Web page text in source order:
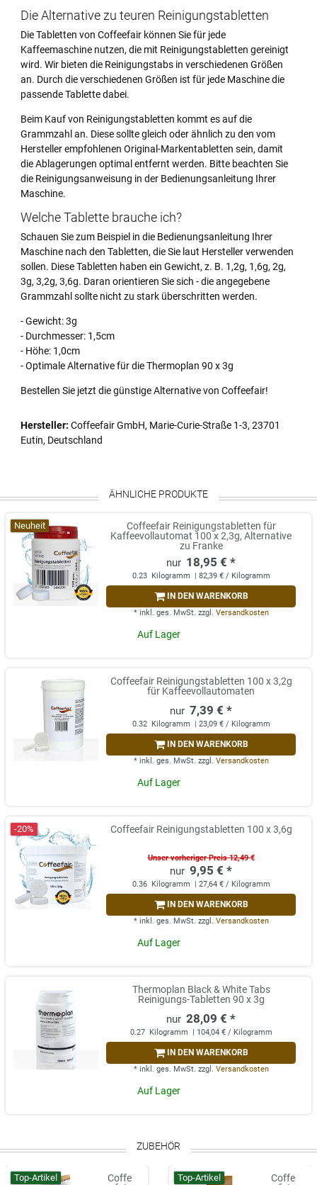
Die Alternative zu teuren Reinigungstabletten
Die Tabletten von Coffeefair können Sie für jede
Kaffeemaschine nutzen, die mit Reinigungstabletten gereinigt
wird. Wir bieten die Reinigungstabs in verschiedenen Größen
an. Durch die verschiedenen Größen ist für jede Maschine die
passende Tablette dabei.
Beim Kauf von Reinigungstabletten kommt es auf die
Grammzahl an. Diese sollte gleich oder ähnlich zu den vom
Hersteller empfohlenen Original-Markentabletten sein, damit
die Ablagerungen optimal entfernt werden. Bitte beachten Sie
die Reinigungsanweisung in der Bedienungsanleitung Ihrer
Maschine.
Welche Tablette brauche ich?
Schauen Sie zum Beispiel in die Bedienungsanleitung Ihrer
Maschine nach den Tabletten, die Sie laut Hersteller verwenden
sollen. Diese Tabletten haben ein Gewicht, z. B. 1,2g, 1,6g, 2g,
3g, 3,2g, 3,6g. Daran orientieren Sie sich - die angegebene
Grammzahl sollte nicht zu stark überschritten werden.
- Gewicht: 3g
- Durchmesser: 1,5cm
- Höhe: 1,0cm
- Optimale Alternative für die Thermoplan 90 x 3g
Bestellen Sie jetzt die günstige Alternative von Coffeefair!
Hersteller: Coffeefair GmbH, Marie-Curie-Straße 1-3, 23701
Eutin, Deutschland
ÄHNLICHE PRODUKTE
Neuheit
Coffeefair Reinigungstabletten für
Kaffeevollautomat 100 x 2,3g, Alternative
zu Franke
18,95 € *
0.23 Kilogramm | 82,39 € / Kilogramm
IN DEN WARENKORB
* inkl. ges. MwSt. zzgl. Versandkosten
Auf Lager
Coffeefair Reinigungstabletten 100 x 3,2g
für Kaffeevollautomaten
7,39 € *
0.32 Kilogramm | 23,09 € / Kilogramm
IN DEN WARENKORB
* inkl. ges. MwSt. zzgl. Versandkosten
Auf Lager
-20% Coffeefair Reinigungstabletten 100 x 3,6g
Unser vorheriger Preis 12,49 €
9,95 € *
0.36 Kilogramm | 27,64 € / Kilogramm
IN DEN WARENKORB
* inkl. ges. MwSt. zzgl. Versandkosten
Auf Lager
Thermoplan Black & White Tabs
Reinigungs-Tabletten 90 x 3g
28,09 € *
0.27 Kilogramm | 104,04 € / Kilogramm
IN DEN WARENKORB
* inkl. ges. MwSt. zzgl. Versandkosten
Auf Lager
ZUBEHÖR
Top-Artikel
Coffe
Top-Artikel
Coffe